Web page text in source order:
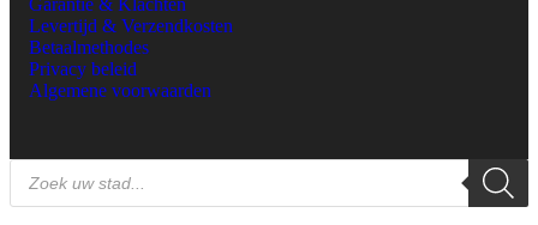
Garantie & Klachten
Levertijd & Verzendkosten
Betaalmethodes
Privacy beleid
Algemene voorwaarden